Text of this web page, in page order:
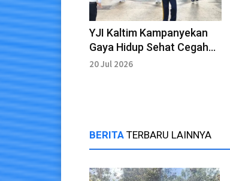
YJI Kaltim Kampanyekan
Gaya Hidup Sehat Cegah
Penyakit Jantung
20 Jul 2026
BERITA TERBARU LAINNYA